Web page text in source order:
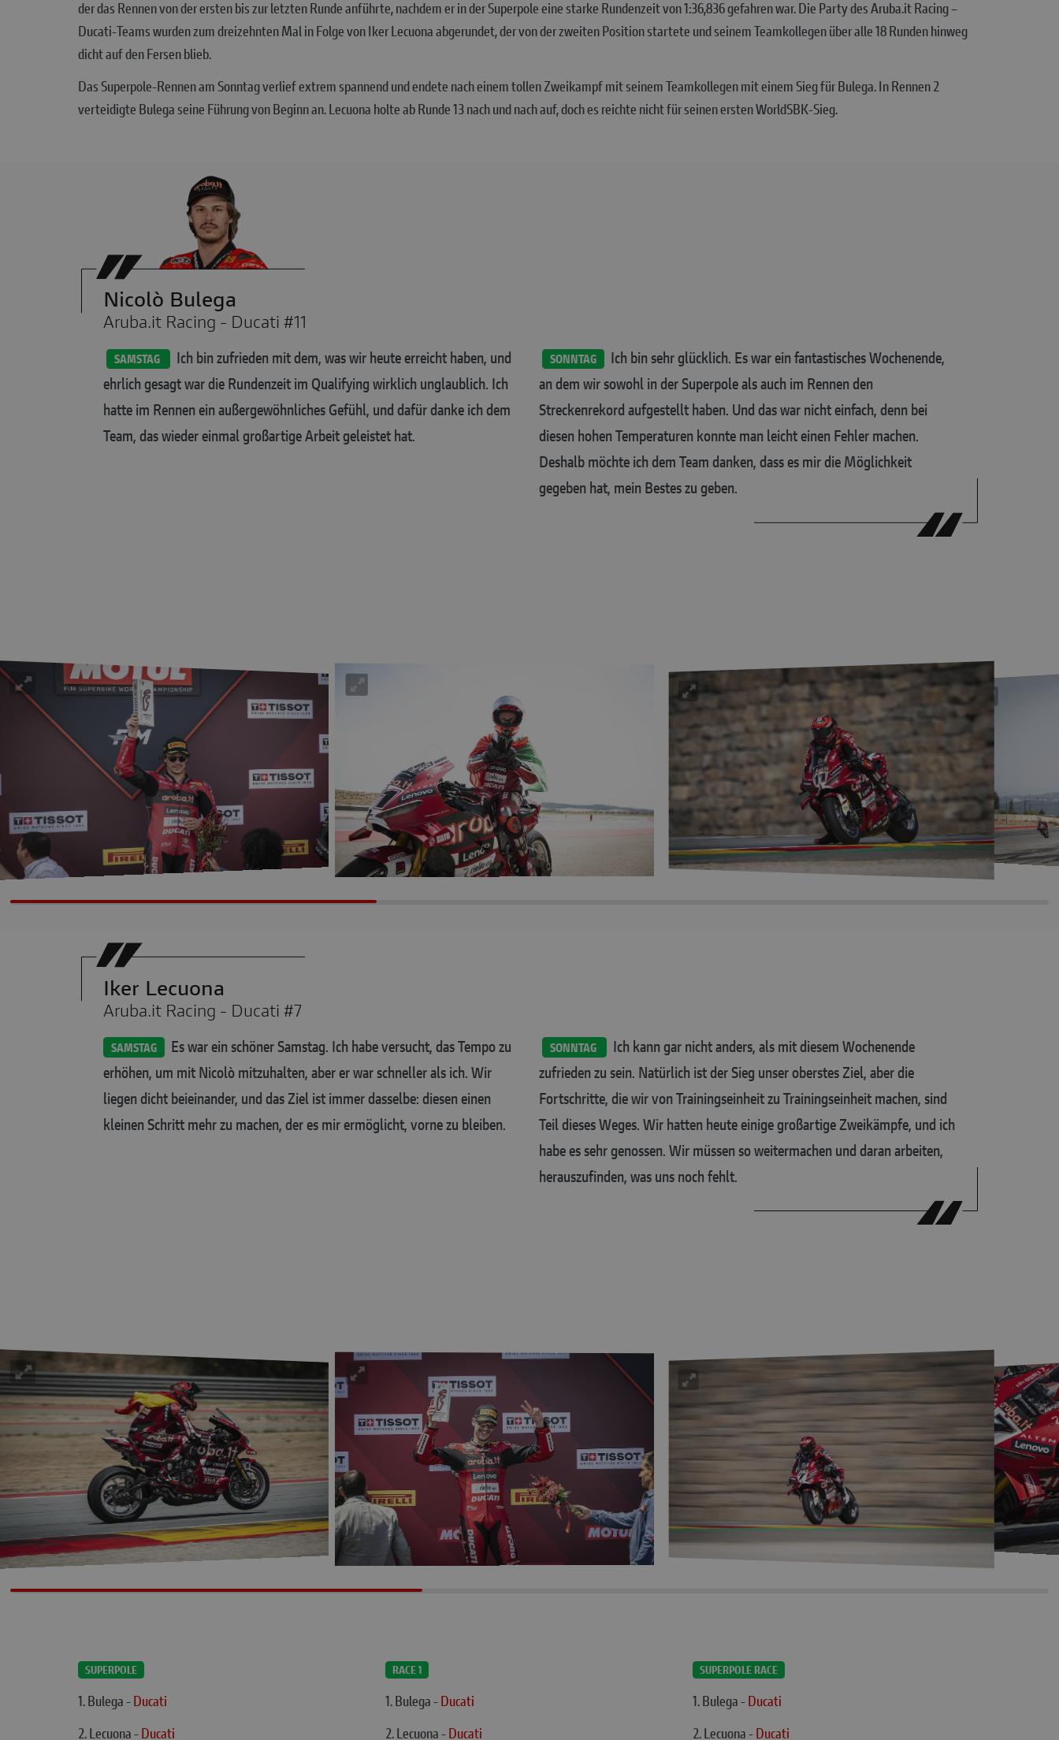
der das Rennen von der ersten bis zur letzten Runde anführte, nachdem er in der Superpole eine starke Rundenzeit von 1:36,836 gefahren war. Die Party des Aruba.it Racing –
Ducati-Teams wurden zum dreizehnten Mal in Folge von Iker Lecuona abgerundet, der von der zweiten Position startete und seinem Teamkollegen über alle 18 Runden hinweg
dicht auf den Fersen blieb.
Das Superpole-Rennen am Sonntag verlief extrem spannend und endete nach einem tollen Zweikampf mit seinem Teamkollegen mit einem Sieg für Bulega. In Rennen 2
verteidigte Bulega seine Führung von Beginn an. Lecuona holte ab Runde 13 nach und nach auf, doch es reichte nicht für seinen ersten WorldSBK-Sieg.
Nicolò Bulega
Aruba.it Racing - Ducati #11
SAMSTAG
Ich bin zufrieden mit dem, was wir heute erreicht haben, und
ehrlich gesagt war die Rundenzeit im Qualifying wirklich unglaublich. Ich
hatte im Rennen ein außergewöhnliches Gefühl, und dafür danke ich dem
Team, das wieder einmal großartige Arbeit geleistet hat.
SONNTAG Ich bin sehr glücklich. Es war ein fantastisches Wochenende,
an dem wir sowohl in der Superpole als auch im Rennen den
Streckenrekord aufgestellt haben. Und das war nicht einfach, denn bei
diesen hohen Temperaturen konnte man leicht einen Fehler machen.
Deshalb möchte ich dem Team danken, dass es mir die Möglichkeit
gegeben hat, mein Bestes zu geben.
Iker Lecuona
Aruba.it Racing - Ducati #7
SAMSTAG Es war ein schöner Samstag. Ich habe versucht, das Tempo zu
erhöhen, um mit Nicolò mitzuhalten, aber er war schneller als ich. Wir
liegen dicht beieinander, und das Ziel ist immer dasselbe: diesen einen
kleinen Schritt mehr zu machen, der es mir ermöglicht, vorne zu bleiben.
SONNTAG
Ich kann gar nicht anders, als mit diesem Wochenende
zufrieden zu sein. Natürlich ist der Sieg unser oberstes Ziel, aber die
Fortschritte, die wir von Trainingseinheit zu Trainingseinheit machen, sind
Teil dieses Weges. Wir hatten heute einige großartige Zweikämpfe, und ich
habe es sehr genossen. Wir müssen so weitermachen und daran arbeiten,
herauszufinden, was uns noch fehlt.
SUPERPOLE
1. Bulega -Ducati
2. Lecuona -Ducati
RACE 1
1. Bulega -Ducati
2. Lecuona -Ducati
SUPERPOLE RACE
1. Bulega -Ducati
2. Lecuona -Ducati